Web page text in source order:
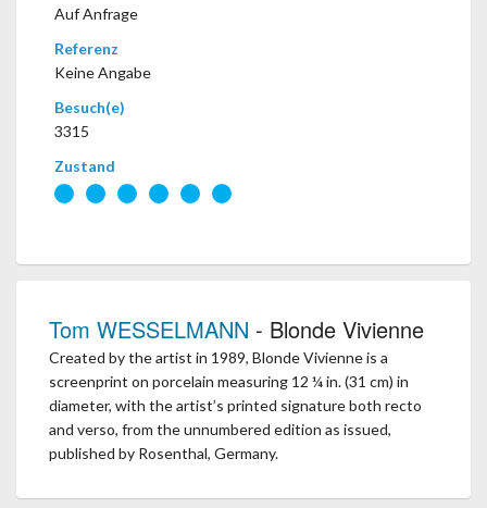
Auf Anfrage
Referenz
Keine Angabe
Besuch(e)
3315
Zustand
Tom WESSELMANN - Blonde Vivienne
Created by the artist in 1989, Blonde Vivienne is a
screenprint on porcelain measuring 12 ¼ in. (31 cm) in
diameter, with the artist’s printed signature both recto
and verso, from the unnumbered edition as issued,
published by Rosenthal, Germany.